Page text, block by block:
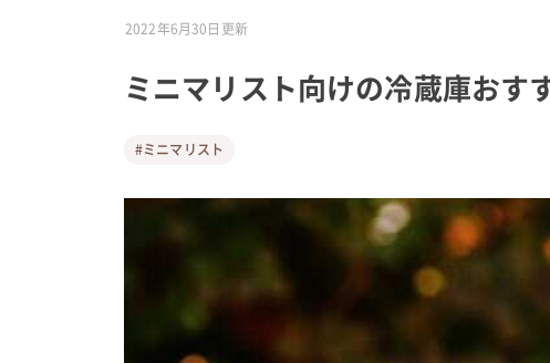
2022年6月30日 更新
ミニマリスト向けの冷蔵庫おす
#ミニマリスト